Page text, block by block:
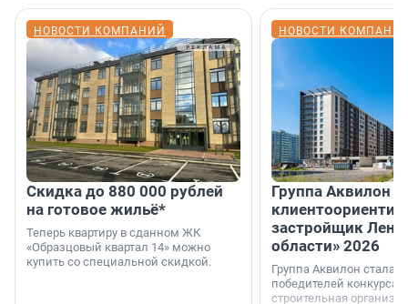
НОВОСТИ КОМПАНИЙ
Скидка до 880 000 рублей
на готовое жильё*
Теперь квартиру в сданном ЖК
«Образцовый квартал 14» можно
купить со специальной скидкой.
НОВОСТИ
Группа Аквилон
застройщик
области» 2026
Группа Аквилон стала
победителей конкурса
строительная